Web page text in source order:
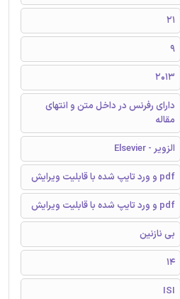
21
9
2013
دارای رفرنس در داخل متن و انتهای
مقاله
الزویر - Elsevier
pdf و ورد تایپ شده با قابلیت ویرایش
pdf و ورد تایپ شده با قابلیت ویرایش
بی نازنین
14
ISI